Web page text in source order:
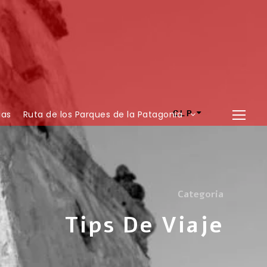
Ruta de los Parques de la PatagoniaCLP
Categoria
Tips De Viaje